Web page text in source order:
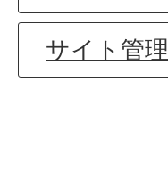
サイト管理